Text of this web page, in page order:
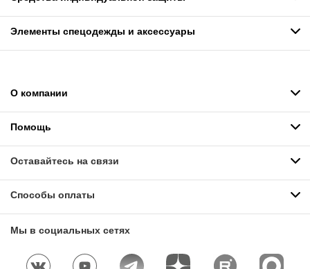
Элементы спецодежды и аксессуары
О компании
Помощь
Оставайтесь на связи
Способы оплаты
Мы в социальных сетях